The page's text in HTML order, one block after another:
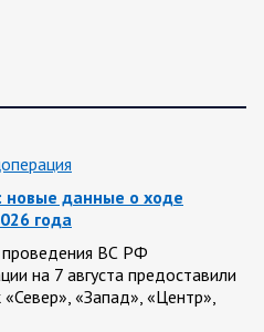
данные о ходе
года
ВС РФ
на 7 августа предоставили
«Запад», «Центр»,